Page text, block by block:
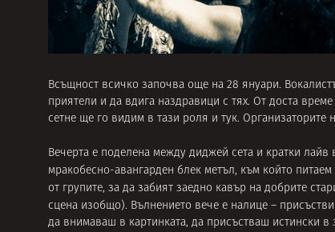
Всъщност всичко започва още на 28 януари.
приятели и да вдига наздравици с тях. От доста
сетне ще го видим в тази роля и тук.
Вечерта е поделена между диджей сета и кратки
мракобесно-авангарден блек метъл, към който
от групите, за да забият заедно кавър на добрите
сцена изобщо). Вълнението вече е налице –
да внимаваш в картинката, да присъстваш истински